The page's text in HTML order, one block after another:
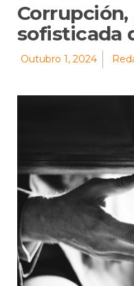
sofisticada
Outubro 1, 2024